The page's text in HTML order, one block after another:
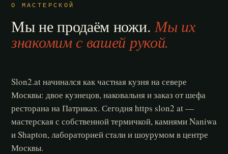
О МАСТЕРСКОЙ
Мы не продаём ножи.Мы их
знакомим с вашей рукой.
Slon2.at начинался как частная кузня на севере
Москвы: двое кузнецов, наковальня и заказ от шефа
ресторана на Патриках. Сегодня https slon2 at —
мастерская с собственной термичкой, камнями Naniwa
и Shapton, лабораторией стали и шоурумом в центре
Москвы.